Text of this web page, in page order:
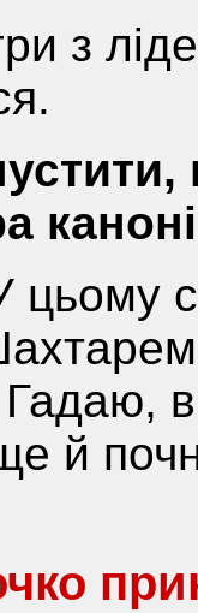
з
Гадаю,
й